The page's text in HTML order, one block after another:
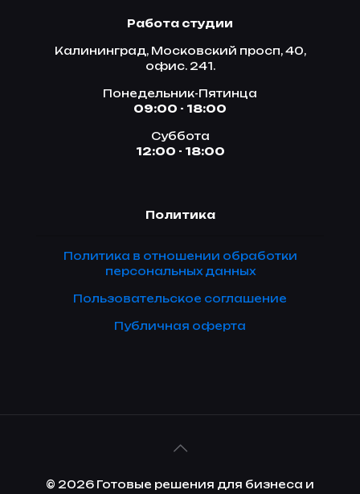
Работа студии
Калининград, Московский просп, 40,
офис. 241.
Понедельник-Пятинца
09:00 - 18:00
Суббота
12:00 - 18:00
Политика
Политика в отношении обработки
персональных данных
Пользовательское соглашение
Публичная оферта
© 2026 Готовые решения для бизнеса и